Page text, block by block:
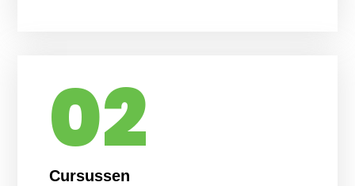
02
Cursussen